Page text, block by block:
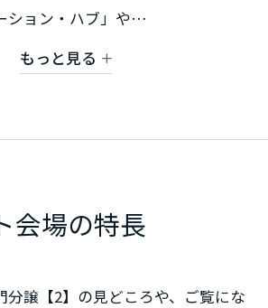
ション・ハブ」や
したサニタリー、居室をフレキシ
ゾーニング設計などを採用し、
もっと見る
会場の特長
分譲【2】の見どころや、ご覧にな